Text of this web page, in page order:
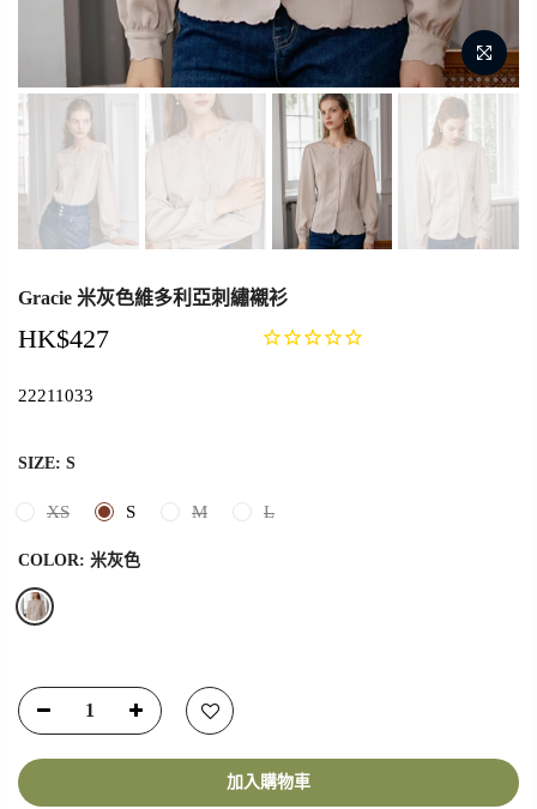
Gracie 米灰色維多利亞刺繡襯衫
HK$427
22211033
SIZE: S
XS S M L
COLOR: 米灰色
加入購物車